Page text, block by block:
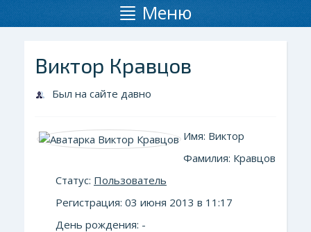
Меню
Виктор Кравцов
Был на сайте давно
Имя: Виктор
Фамилия: Кравцов
Статус: Пользователь
Регистрация: 03 июня 2013 в 11:17
День рождения: -